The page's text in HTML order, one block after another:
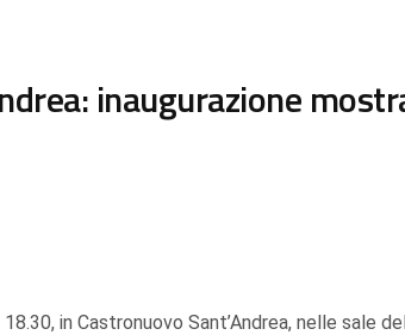
inaugurazione
in Castronuovo Sant’Andrea, nelle sale